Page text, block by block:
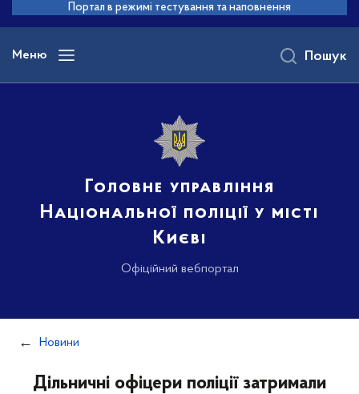
основного
вмісту
Портал в режимі тестування та наповнення
Меню
Головне управління
Національної поліції у місті
Києві
Офіційний вебпортал
Пошук
Новини
Дільничні офіцери поліції затримали